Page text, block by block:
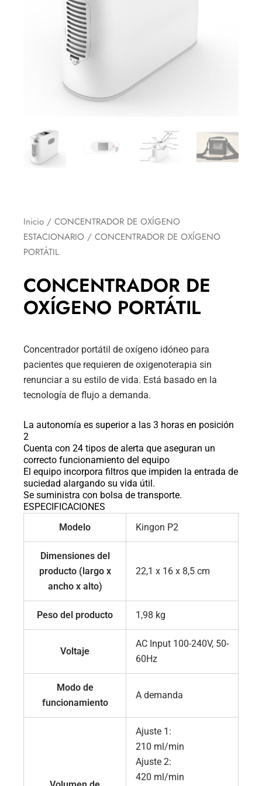
Inicio / CONCENTRADOR DE OXÍGENO
ESTACIONARIO / CONCENTRADOR DE OXÍGENO
PORTÁTIL
CONCENTRADOR DE
OXÍGENO PORTÁTIL
Concentrador portátil de oxígeno idóneo para
pacientes que requieren de oxigenoterapia sin
renunciar a su estilo de vida. Está basado en la
tecnología de flujo a demanda.
La autonomía es superior a las 3 horas en posición
2
Cuenta con 24 tipos de alerta que aseguran un
correcto funcionamiento del equipo
El equipo incorpora filtros que impiden la entrada de
suciedad alargando su vida útil.
Se suministra con bolsa de transporte.
ESPECIFICACIONES
Modelo
Kingon P2
Dimensiones del
producto (largo x
ancho x alto)
22,1 x 16 x 8,5 cm
Peso del producto 1,98 kg
Voltaje
AC Input 100-240V, 50-
60Hz
Modo de
funcionamiento
A demanda
Ajuste 1:
210 ml/min
Ajuste 2:
420 ml/min